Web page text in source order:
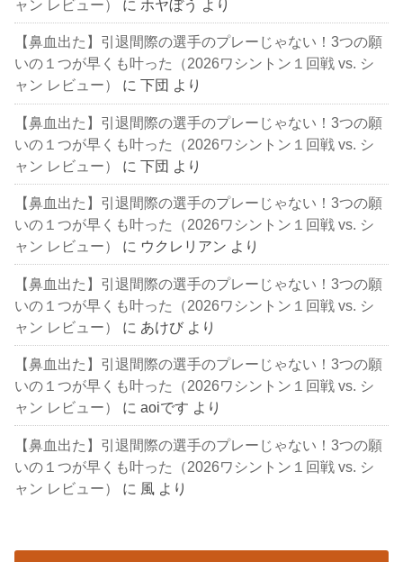
ャン レビュー） に ホヤぼう より
【鼻血出た】引退間際の選手のプレーじゃない！3つの願
いの１つが早くも叶った（2026ワシントン１回戦 vs. シ
ャン レビュー）
に下団 より
【鼻血出た】引退間際の選手のプレーじゃない！3つの願
いの１つが早くも叶った（2026ワシントン１回戦 vs. シ
ャン レビュー）
に下団 より
【鼻血出た】引退間際の選手のプレーじゃない！3つの願
いの１つが早くも叶った（2026ワシントン１回戦 vs. シ
ャン レビュー）
に ウクレリアン より
【鼻血出た】引退間際の選手のプレーじゃない！3つの願
いの１つが早くも叶った（2026ワシントン１回戦 vs. シ
ャン レビュー）
に あけび より
【鼻血出た】引退間際の選手のプレーじゃない！3つの願
いの１つが早くも叶った（2026ワシントン１回戦 vs. シ
ャン レビュー）
にaoiです より
【鼻血出た】引退間際の選手のプレーじゃない！3つの願
いの１つが早くも叶った（2026ワシントン１回戦 vs. シ
ャン レビュー）
に 風 より